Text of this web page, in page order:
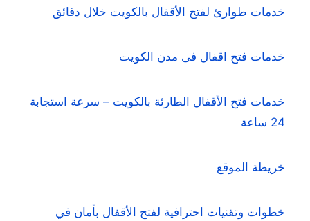
خدمات طوارئ لفتح الأقفال بالكويت خلال دقائق
خدمات فتح اقفال فى مدن الكويت
خدمات فتح الأقفال الطارئة بالكويت – سرعة استجابة
24 ساعة
خريطة الموقع
خطوات وتقنيات احترافية لفتح الأقفال بأمان في